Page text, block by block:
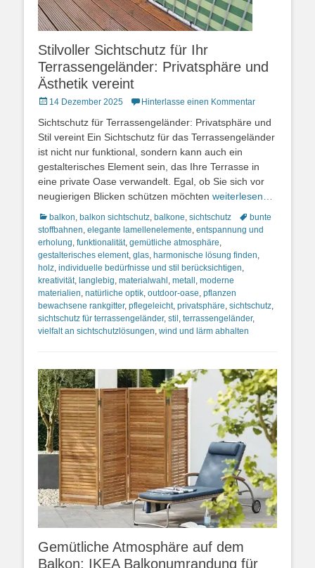
Stilvoller Sichtschutz für Ihr
Terrassengeländer: Privatsphäre und
Ästhetik vereint
Posted
14 Dezember 2025 Hinterlasse einen Kommentar
Sichtschutz für Terrassengeländer: Privatsphäre und
Stil vereint Ein Sichtschutz für das Terrassengeländer
ist nicht nur funktional, sondern kann auch ein
gestalterisches Element sein, das Ihre Terrasse in
eine private Oase verwandelt. Egal, ob Sie sich vor
neugierigen Blicken schützen möchten weiterlesen…
Kategorien
balkon balkon sichtschutz balkone sichtschutz Schlagworte
bunte
stoffbahnen elegante lamellenelemente entspannung und
erholung funktionalität, gemütliche atmosphäre
gestalterisches element, glas harmonische lösung finden
holz individuelle bedürfnisse und stil berücksichtigen
kreativität, langlebig materialwahl metall moderne
materialien natürliche optik outdoor-oase pflanzen
bewachsene rankgitter, pflegeleicht, privatsphäre sichtschutz
sichtschutz für terrassengeländer, stil terrassengeländer,
vielfalt an sichtschutzlösungen wind und lärm abhalten
Gemütliche Atmosphäre auf dem
Balkon: IKEA Balkonumrandung für